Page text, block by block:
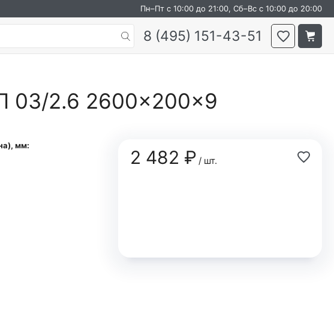
Пн–Пт с 10:00 до 21:00, Сб–Вс с 10:00 до 20:00
8 (495) 151-43-51
03/2.6 2600×200×9
2 482 ₽/ шт.
мм: